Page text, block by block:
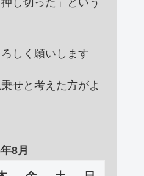
し切った」という
しく願いします
せと考えた方がよ
8月